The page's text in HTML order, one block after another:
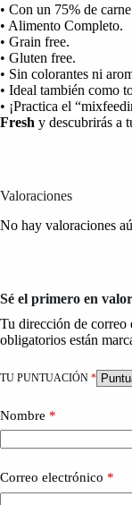
• Con un 75% de
• Alimento Completo.
• Grain free.
• Gluten free.
• Sin colorantes ni
• Ideal también como
• ¡Practica el
Fresh y descubrirás a
Valoraciones
No hay valoraciones
Sé el primero en
Tu dirección de correo
obligatorios están
TU PUNTUACIÓN *
Nombre *
Correo electrónico *